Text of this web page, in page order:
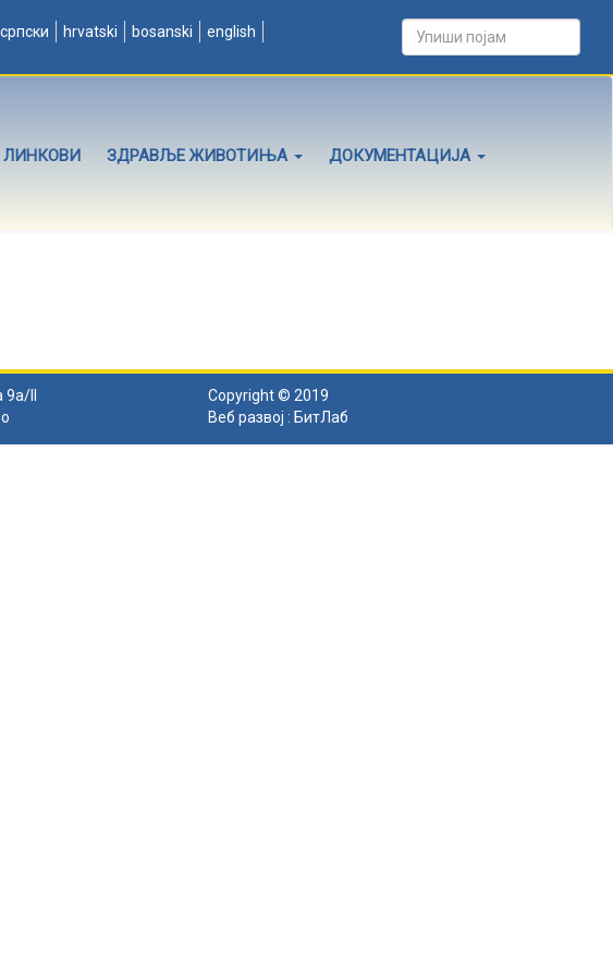
српски hrvatski bosanski english
ЛИНКОВИ ЗДРАВЉЕ ЖИВОТИЊА ДОКУМЕНТАЦИЈА
9а/II
Copyright © 2019
Веб развој : БитЛаб